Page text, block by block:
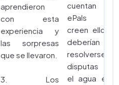
aprendieron
con esta
experiencia y
las sorpresas
que se llevaron.
3. Los
cuentan a
ePals
creen ellos
deberían
resolverse
disputas
el agua en